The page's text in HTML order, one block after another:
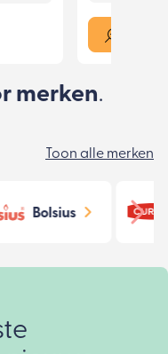
merken.
Toon alle merken
Curver